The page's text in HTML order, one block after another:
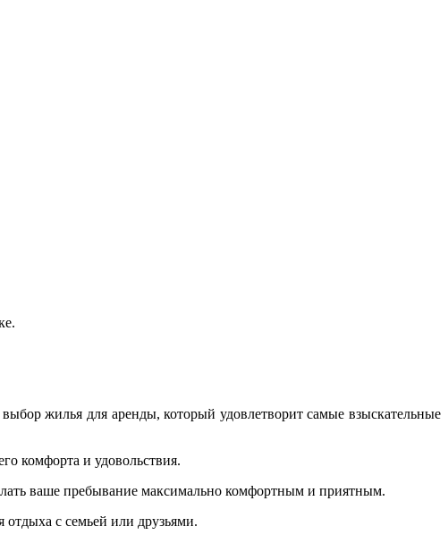
жилья для аренды, который удовлетворит самые взыскательные
комфорта и удовольствия.
ваше пребывание максимально комфортным и приятным.
с семьей или друзьями.